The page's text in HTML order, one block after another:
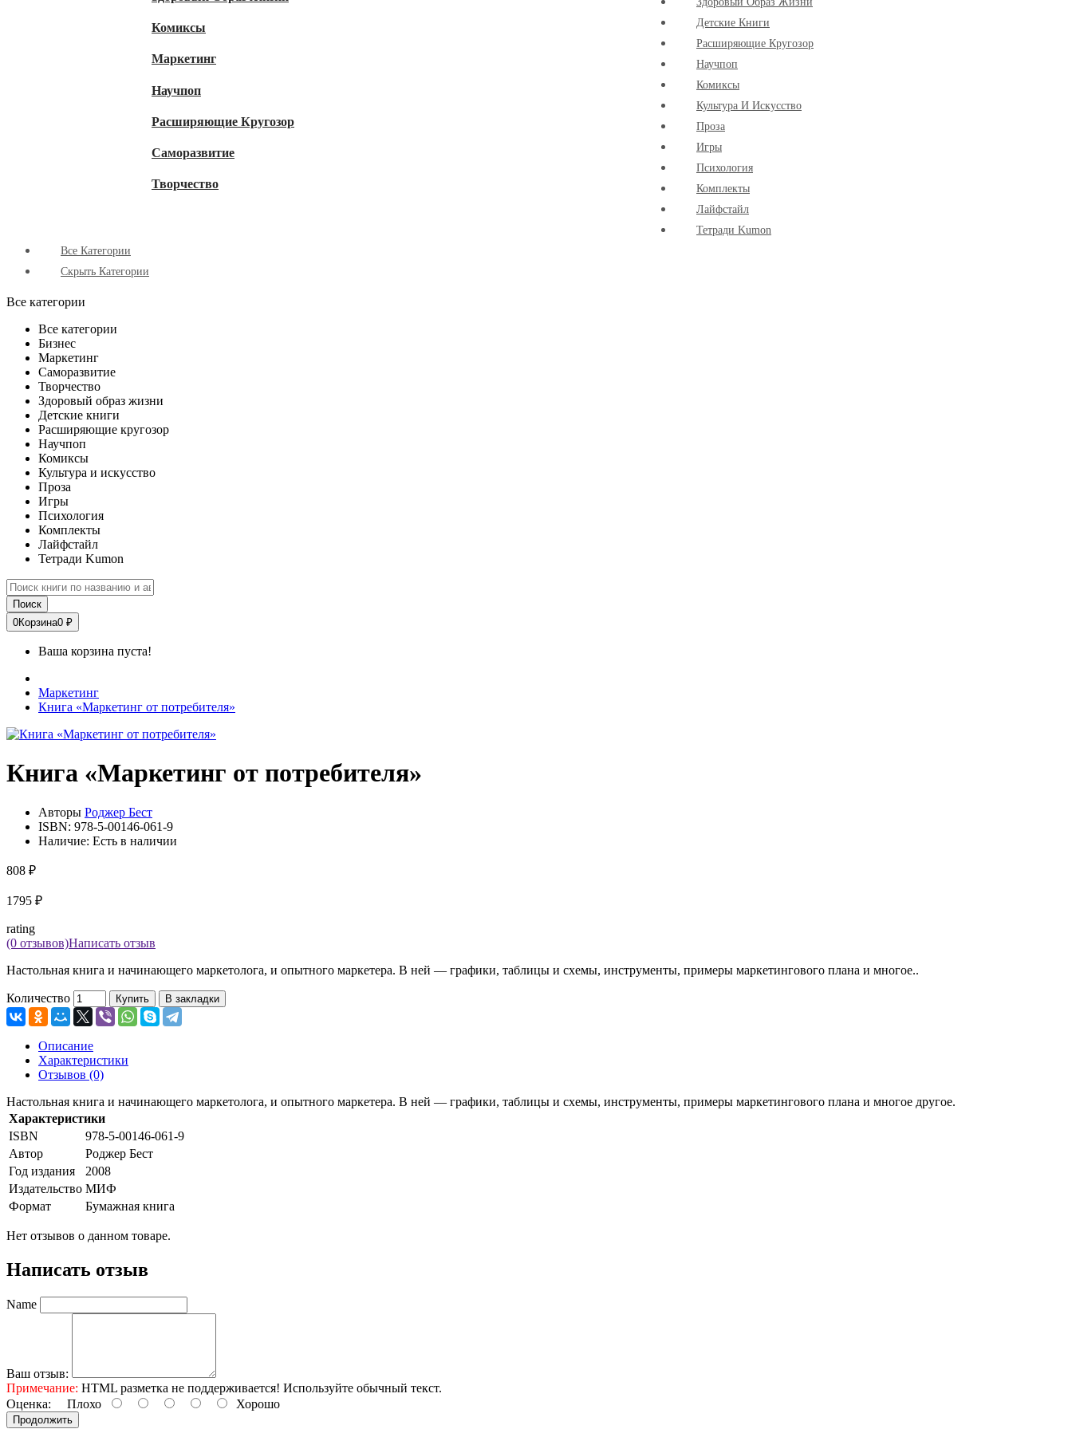
Комиксы
Маркетинг
Научпоп
Расширяющие Кругозор
Cаморазвитие
Творчество
Детские Книги
Расширяющие Кругозор
Научпоп
Комиксы
Культура И Искусство
Проза
Игры
Психология
Комплекты
Лайфстайл
Тетради Kumon
Все Категории
Скрыть Категории
Все категории
Все категории
Бизнес
Маркетинг
Саморазвитие
Творчество
Здоровый образ жизни
Детские книги
Расширяющие кругозор
Научпоп
Комиксы
Культура и искусство
Проза
Игры
Психология
Комплекты
Лайфстайл
Тетради Kumon
Поиск
0Корзина0 ₽
Ваша корзина пуста!
Маркетинг
Книга «Маркетинг от потребителя»
Книга «Маркетинг от потребителя»
Авторы Роджер Бест
ISBN: 978-5-00146-061-9
Наличие: Есть в наличии
808 ₽
1795 ₽
rating
(0 отзывов)Написать отзыв
Настольная книга и начинающего маркетолога, и опытного маркетера. В ней — графики, таблицы и схемы, инструменты, примеры маркетингового плана и многое..
Количество Купить В закладки
Описание
Характеристики
Отзывов (0)
Настольная книга и начинающего маркетолога, и опытного маркетера. В ней — графики, таблицы и схемы, инструменты, примеры маркетингового плана и многое другое.
Характеристики
ISBN
978-5-00146-061-9
Автор
Роджер Бест
Год издания
2008
Издательство МИФ
Формат
Бумажная книга
Нет отзывов о данном товаре.
Написать отзыв
Name
Ваш отзыв:
Примечание: HTML разметка не поддерживается! Используйте обычный текст.
Оценка: Плохо Хорошо
Продолжить